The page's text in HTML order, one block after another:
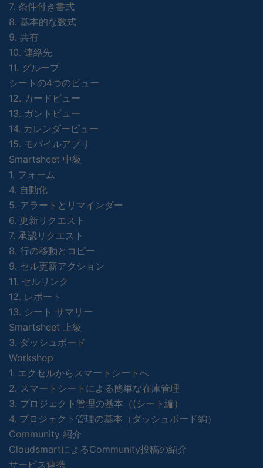
7. 条件付き書式
8. 基本的な数式
9. 共有
10. 連絡先
11. グループ
シートの4つのビュー
12. カードビュー
13. ガントビュー
14. カレンダービュー
15. モバイルアプリ
Smartsheet 中級
1. フォーム
4. 自動化
5. アラートとリマインダー
6. 更新リクエスト
7. 承認リクエスト
8. 行の移動とコピー
9. セル更新アクション
11. セルリンク
12. レポート
13. シート サマリー
Smartsheet 上級
3. ダッシュボード
Workshop
1. エクセルからスマートシートへ
2. スマートシートによる簡単な在庫管理
3. プロジェクト管理の基本（(シート編）
4. プロジェクト管理の基本（ダッシュボード編）
Community 紹介
CloudsmartによるCommunity投稿の紹介
サービス連携